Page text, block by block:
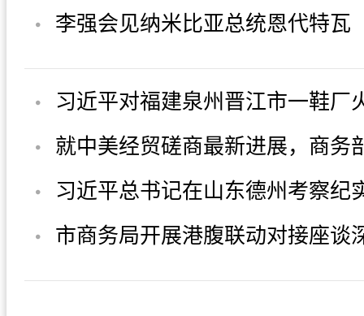
李强会见纳米比亚总统恩代特瓦
就中美经贸磋商最新进展，商务
习近平总书记在山东德州考察纪